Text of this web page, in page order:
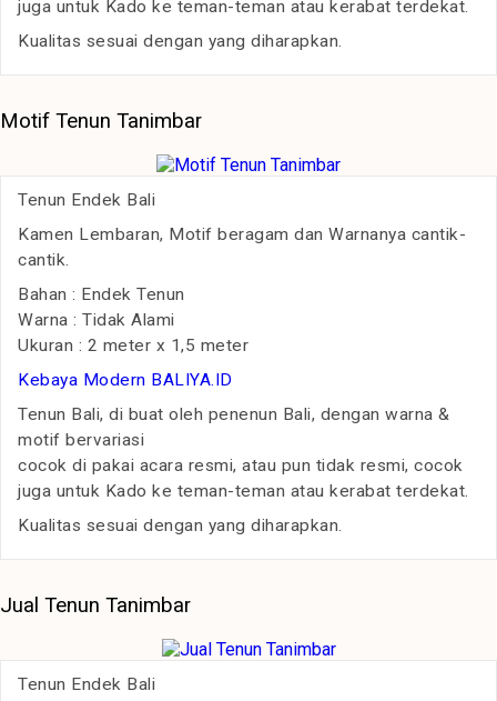
juga untuk Kado ke teman-teman atau kerabat terdekat.
Kualitas sesuai dengan yang diharapkan.
Motif Tenun Tanimbar
Tenun Endek Bali
Kamen Lembaran, Motif beragam dan Warnanya cantik-
cantik.
Bahan : Endek Tenun
Warna : Tidak Alami
Ukuran : 2 meter x 1,5 meter
Kebaya Modern BALIYA.ID
Tenun Bali, di buat oleh penenun Bali, dengan warna &
motif bervariasi
cocok di pakai acara resmi, atau pun tidak resmi, cocok
juga untuk Kado ke teman-teman atau kerabat terdekat.
Kualitas sesuai dengan yang diharapkan.
Jual Tenun Tanimbar
Tenun Endek Bali